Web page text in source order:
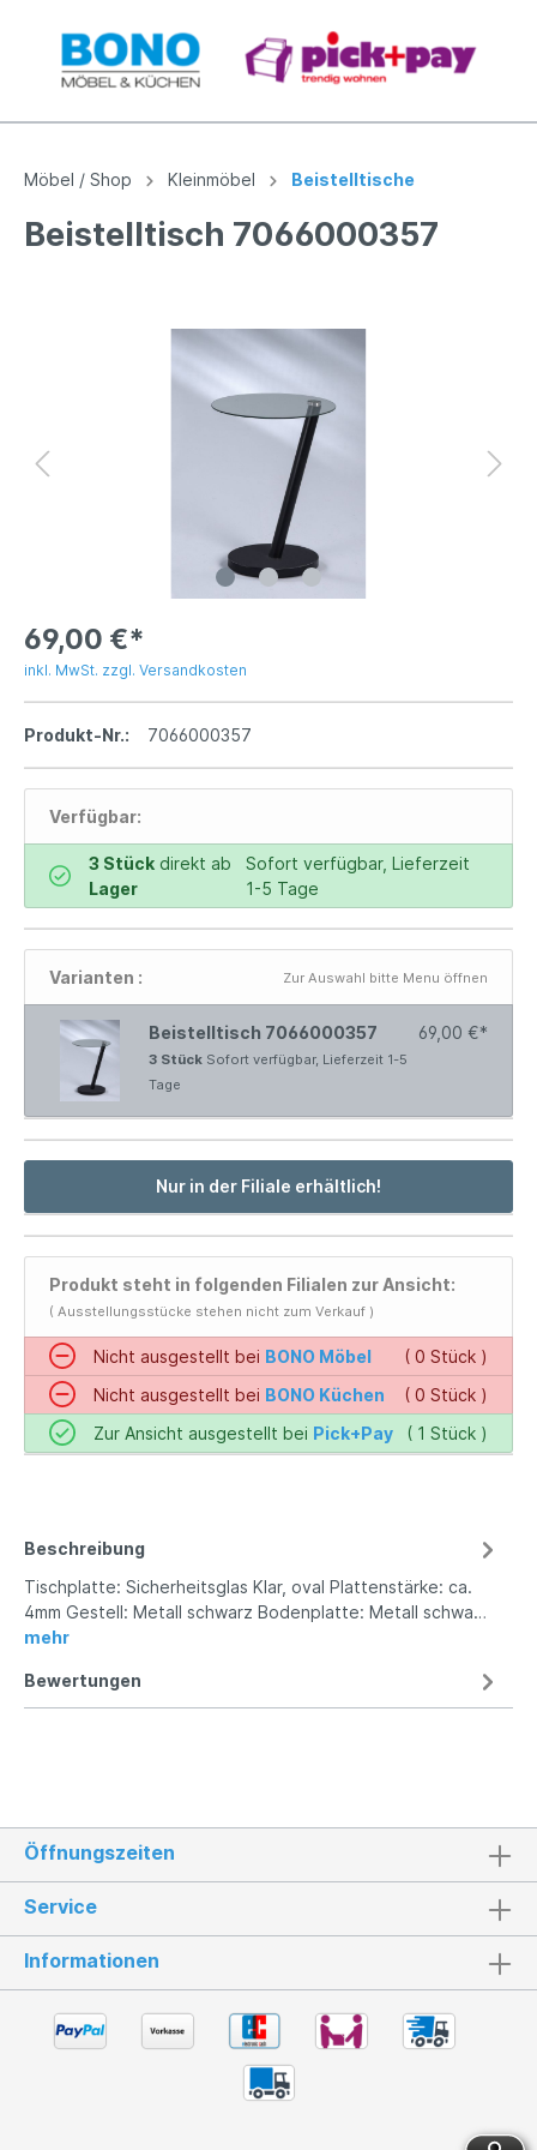
Möbel / Shop Kleinmöbel Beistelltische
Beistelltisch 7066000357
69,00 €*
inkl. MwSt. zzgl. Versandkosten
Produkt-Nr.: 7066000357
Verfügbar:
3 Stückdirekt ab
Lager
Sofort verfügbar, Lieferzeit
1-5 Tage
Varianten : Zur Auswahl bitte Menu öffnen
Beistelltisch 7066000357
3 Stück Sofort verfügbar, Lieferzeit 1-5
Tage
69,00 €*
Nur in der Filiale erhältlich!
Produkt steht in folgenden Filialen zur Ansicht:
( Ausstellungsstücke stehen nicht zum Verkauf )
Nicht ausgestellt bei BONO Möbel
( 0 Stück )
Nicht ausgestellt bei BONO Küchen
( 0 Stück )
Zur Ansicht ausgestellt bei Pick+Pay ( 1 Stück )
Beschreibung
Tischplatte: Sicherheitsglas Klar, oval Plattenstärke: ca.
4mm Gestell: Metall schwarz Bodenplatte: Metall schwa…
mehr
Bewertungen
Öffnungszeiten
Service
Informationen